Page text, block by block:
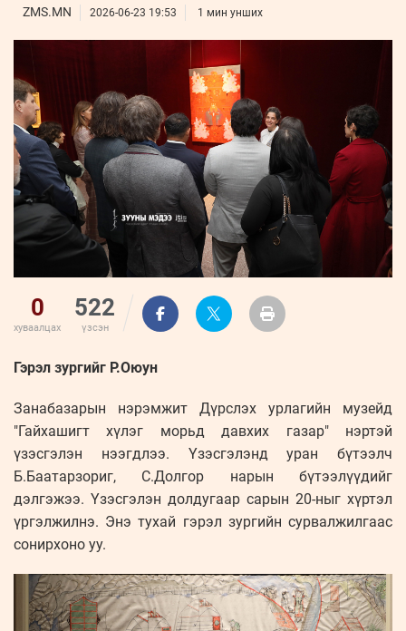
Бүртгүүлэх
Нэвтрэх
Бизнес
ФОТО
УРЛАГ
ТӨВ
ZUUNII
ZMS.MN 2026-06-23 19:53 1 мин унших
0
хуваалцах
522
үзсэн
Гэрэл зургийг Р.Оюун
Занабазарын нэрэмжит Дүрслэх урлагийн музейд
"Гайхашигт хүлэг морьд давхих газар" нэртэй
үзэсгэлэн нээгдлээ. Үзэсгэлэнд уран бүтээлч
Б.Баатарзориг, С.Долгор нарын бүтээлүүдийг
дэлгэжээ. Үзэсгэлэн долдугаар сарын 20-ныг хүртэл
үргэлжилнэ. Энэ тухай гэрэл зургийн сурвалжилгаас
сонирхоно уу.